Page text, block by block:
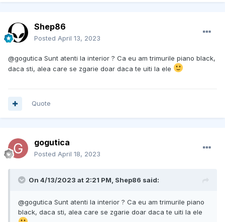
Shep86
Posted April 13, 2023
@gogutica Sunt atenti la interior ? Ca eu am trimurile piano black,
daca sti, alea care se zgarie doar daca te uiti la ele
Quote
gogutica
Posted April 18, 2023
On 4/13/2023 at 2:21 PM, Shep86 said:
@gogutica Sunt atenti la interior ? Ca eu am trimurile piano
black, daca sti, alea care se zgarie doar daca te uiti la ele